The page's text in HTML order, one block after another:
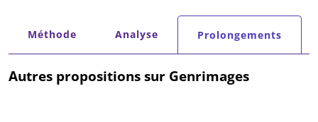
Méthode Analyse Prolongements
(onglet actif)
Autres propositions sur Genrimages